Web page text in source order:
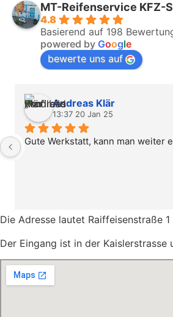
MT-Reifenservice KFZ-
4.8
Basierend auf 198
powered by Google
bewerte uns auf
Andreas Klär
13:37 20 Jan 25
Gute Werkstatt, kann man weiter
Die Adresse lautet Raiffeisenstraße 1
Der Eingang ist in der Kaislerstrasse